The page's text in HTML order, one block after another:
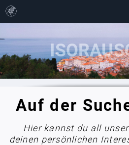
Auf der
Hier kannst du all
deinen persönlichen